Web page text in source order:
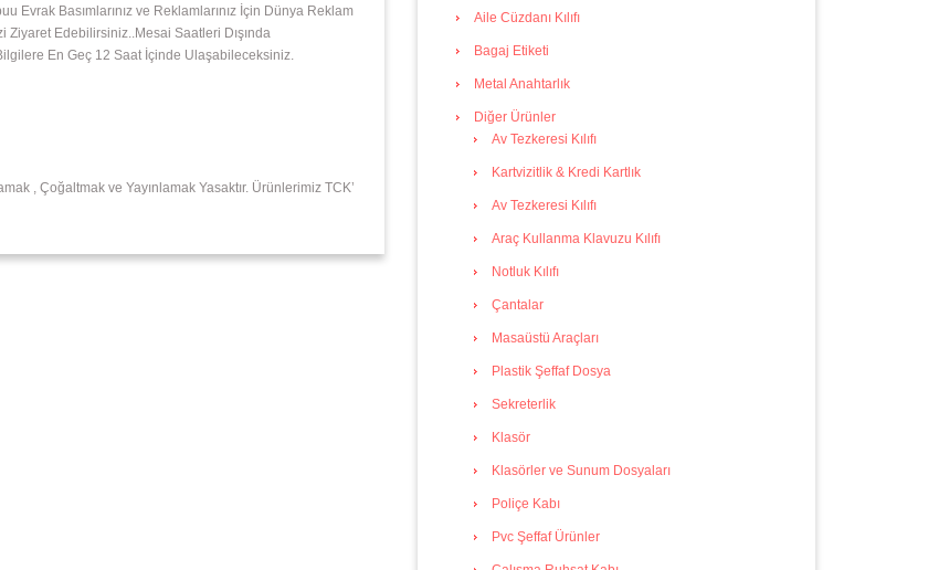
Evrak Basımlarınız ve Reklamlarınız İçin Dünya Reklam
Edebilirsiniz..Mesai Saatleri Dışında
En Geç 12 Saat İçinde Ulaşabileceksiniz.
, Çoğaltmak ve Yayınlamak Yasaktır. Ürünlerimiz TCK’
Aile Cüzdanı Kılıfı
Bagaj Etiketi
Metal Anahtarlık
Diğer Ürünler
Av Tezkeresi Kılıfı
Kartvizitlik & Kredi Kartlık
Av Tezkeresi Kılıfı
Araç Kullanma Klavuzu Kılıfı
Notluk Kılıfı
Çantalar
Masaüstü Araçları
Plastik Şeffaf Dosya
Sekreterlik
Klasör
Klasörler ve Sunum Dosyaları
Poliçe Kabı
Pvc Şeffaf Ürünler